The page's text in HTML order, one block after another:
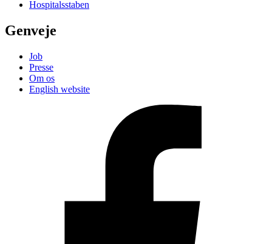
Hospitalsstaben
Genveje
Job
Presse
Om os
English website